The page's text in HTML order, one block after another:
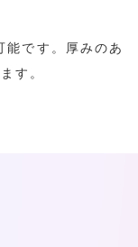
です。厚みのあ
す。